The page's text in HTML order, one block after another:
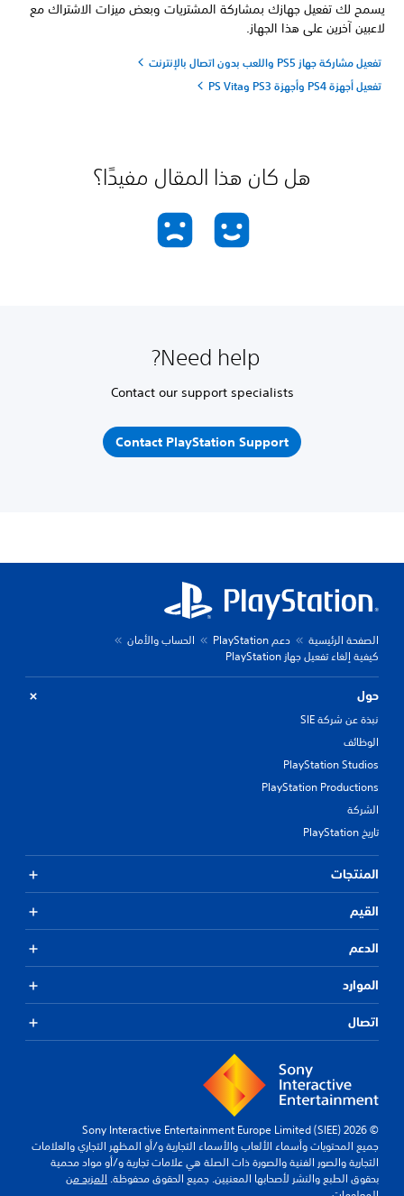
يسمح لك تفعيل جهازك بمشاركة المشتريات وبعض ميزات الاشتراك مع
لاعبين آخرين على هذا الجهاز.
تفعيل مشاركة جهاز PS5 واللعب بدون اتصال بالإنترنت
تفعيل أجهزة PS4 وأجهزة PS3 وPS Vita
هل كان هذا المقال مفيدًا؟
Need help?
Contact our support specialists
Contact PlayStation Support
الصفحة الرئيسية دعم PlayStation
الحساب والأمان
كيفية إلغاء تفعيل جهاز PlayStation
حول
نبذة عن شركة SIE
الوظائف
PlayStation Studios
PlayStation Productions
الشركة
تاريخ PlayStation
المنتجات
القيم
الدعم
الموارد
اتصال
© 2026 Sony Interactive Entertainment Europe Limited (SIEE)
جميع المحتويات وأسماء الألعاب والأسماء التجارية و/أو المظهر التجاري والعلامات
التجارية والصور الفنية والصورة ذات الصلة هي علامات تجارية و/أو مواد محمية
بحقوق الطبع والنشر لأصحابها المعنيين. جميع الحقوق محفوظة.المزيد من